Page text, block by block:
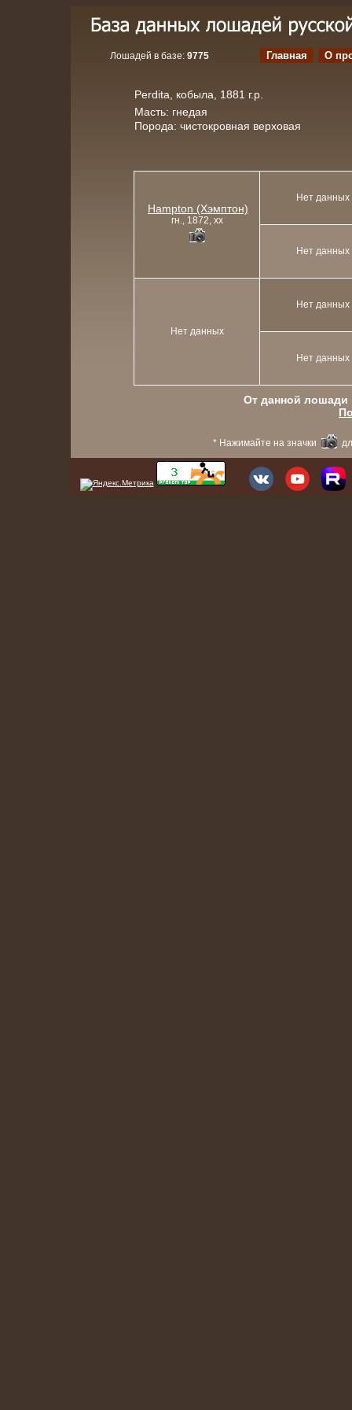
Лошадей в базе: 9775 Главная О
Perdita, кобыла, 1881 г.р.
Масть: гнедая
Порода: чистокровная верховая
Hampton (Хэмптон)
гн., 1872, xx
Нет данных
Нет данных
Нет данных
Нет данных
Нет данных
От данной лошади
* Нажимайте на значки